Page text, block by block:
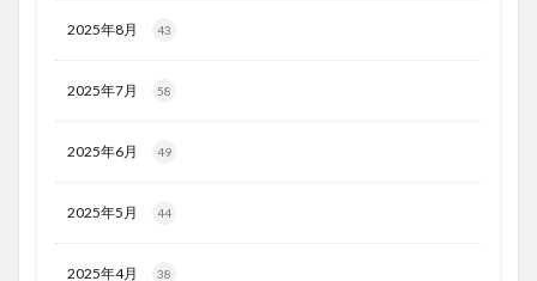
2025年8月 43
2025年7月 58
2025年6月 49
2025年5月 44
2025年4月 38